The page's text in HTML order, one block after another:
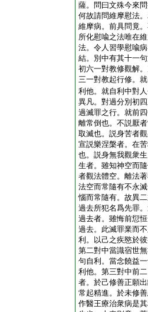
薩。問曰文殊今來
何故請問維摩慰法
維摩病。前具問竟
所化慰喩之法唯在
法。令人習學慰喩
結。別中有其十一
初六一對教修觀解
三一對教起行修。
利他。就自利中對
異凡。對過分別初
過滅罪之行。就前
離常倒也。不説厭
取滅也。説身苦者
宣説樂涅槃者。在
也。説身無我觀衆
生者。雖知神空而
者觀法體空。離法
法空而常隨有不永
惱而常隨有。故異
過去所犯名爲先罪
過去者。雖悔前愆
過去。此滅罪業而
利。以己之疾愍於
第二對中當識宿世
句自利。當念饒益
利他。第三對中前
者。於己修善正願
常起精進。於未修
作醫王療治衆病是